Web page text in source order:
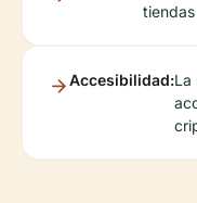
Accesibilidad:La